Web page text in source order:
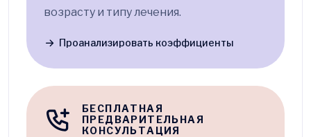
возрасту и типу лечения.
Проанализировать коэффициенты
БЕСПЛАТНАЯ
ПРЕДВАРИТЕЛЬНАЯ
КОНСУЛЬТАЦИЯ